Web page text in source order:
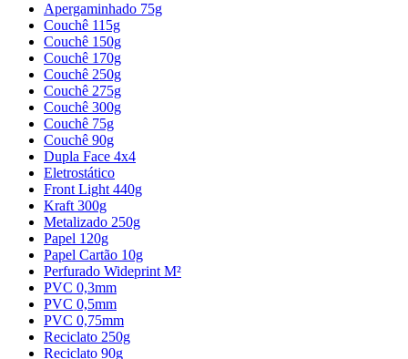
Apergaminhado 75g
Couchê 115g
Couchê 150g
Couchê 170g
Couchê 250g
Couchê 275g
Couchê 300g
Couchê 75g
Couchê 90g
Dupla Face 4x4
Eletrostático
Front Light 440g
Kraft 300g
Metalizado 250g
Papel 120g
Papel Cartão 10g
Perfurado Wideprint M²
PVC 0,3mm
PVC 0,5mm
PVC 0,75mm
Reciclato 250g
Reciclato 90g